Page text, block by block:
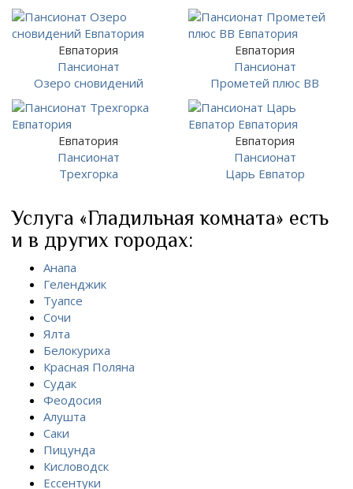
Евпатория
Пансионат
Озеро сновидений
Евпатория
Пансионат
Прометей плюс ВВ
Евпатория
Пансионат
Трехгорка
Евпатория
Пансионат
Царь Евпатор
Услуга «Гладильная комната» есть
и в других городах:
Анапа
Геленджик
Туапсе
Сочи
Ялта
Белокуриха
Красная Поляна
Судак
Феодосия
Алушта
Саки
Пицунда
Кисловодск
Ессентуки